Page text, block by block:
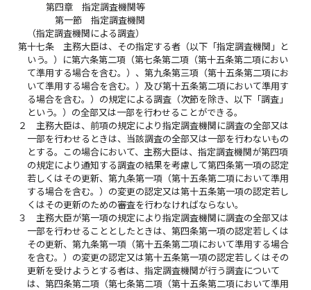
第四章 指定調査機関等
第一節 指定調査機関
（指定調査機関による調査）
第十七条
主務大臣は、その指定する者（以下「指定調査機関」と
いう。）に第六条第二項（第七条第二項（第十五条第二項におい
て準用する場合を含む。）、第九条第三項（第十五条第二項にお
いて準用する場合を含む。）及び第十五条第二項において準用す
る場合を含む。）の規定による調査（次節を除き、以下「調査」
という。）の全部又は一部を行わせることができる。
２
主務大臣は、前項の規定により指定調査機関に調査の全部又は
一部を行わせるときは、当該調査の全部又は一部を行わないもの
とする。この場合において、主務大臣は、指定調査機関が第四項
の規定により通知する調査の結果を考慮して第四条第一項の認定
若しくはその更新、第九条第一項（第十五条第二項において準用
する場合を含む。）の変更の認定又は第十五条第一項の認定若し
くはその更新のための審査を行わなければならない。
３
主務大臣が第一項の規定により指定調査機関に調査の全部又は
一部を行わせることとしたときは、第四条第一項の認定若しくは
その更新、第九条第一項（第十五条第二項において準用する場合
を含む。）の変更の認定又は第十五条第一項の認定若しくはその
更新を受けようとする者は、指定調査機関が行う調査について
は、第四条第二項（第七条第二項（第十五条第二項において準用